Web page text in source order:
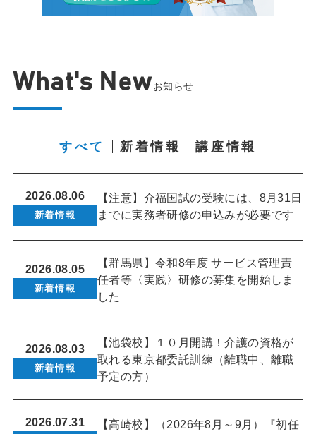
What's Newお知らせ
すべて 新着情報 講座情報
2026.08.06
新着情報
【注意】介福国試の受験には、8月31日
までに実務者研修の申込みが必要です
2026.08.05
新着情報
【群馬県】令和8年度 サービス管理責
任者等〈実践〉研修の募集を開始しま
した
2026.08.03
新着情報
【池袋校】１０月開講！介護の資格が
取れる東京都委託訓練（離職中、離職
予定の方）
2026.07.31
【高崎校】（2026年8月～9月）『初任